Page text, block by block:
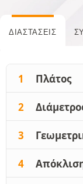
ΔΙΑΣΤΆΣΕΙΣ
1 Πλάτος
2
3
4